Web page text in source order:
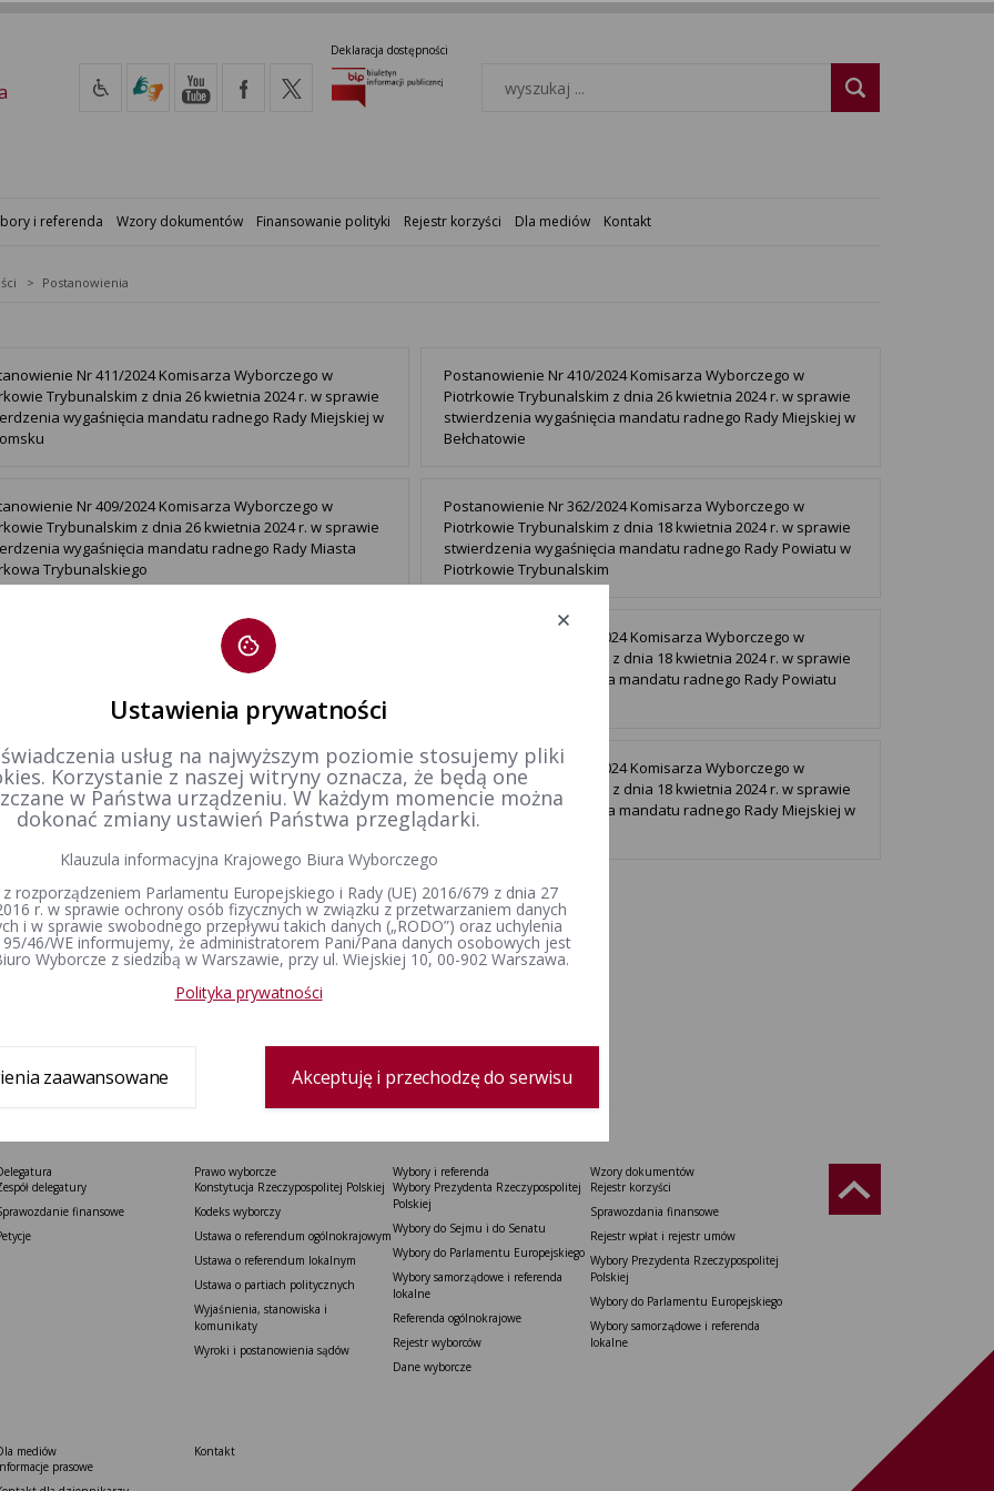
Deklaracja dostępności
i referenda Wzory dokumentów Finansowanie polityki Rejestr korzyści Dla mediów Kontakt
Postanowienia
Nr 411/2024 Komisarza Wyborczego w
Trybunalskim z dnia 26 kwietnia 2024 r. w sprawie
wygaśnięcia mandatu radnego Rady Miejskiej w
Postanowienie Nr 410/2024 Komisarza Wyborczego w
Piotrkowie Trybunalskim z dnia 26 kwietnia 2024 r. w sprawie
stwierdzenia wygaśnięcia mandatu radnego Rady Miejskiej w
Bełchatowie
Nr 409/2024 Komisarza Wyborczego w
Trybunalskim z dnia 26 kwietnia 2024 r. w sprawie
wygaśnięcia mandatu radnego Rady Miasta
Trybunalskiego
Postanowienie Nr 362/2024 Komisarza Wyborczego w
Piotrkowie Trybunalskim z dnia 18 kwietnia 2024 r. w sprawie
stwierdzenia wygaśnięcia mandatu radnego Rady Powiatu w
Piotrkowie Trybunalskim
Nr 361/2024 Komisarza Wyborczego w
Trybunalskim z dnia 18 kwietnia 2024 r. w sprawie
wygaśnięcia mandatu radnego Rady Powiatu w
Trybunalskim
Postanowienie Nr 360/2024 Komisarza Wyborczego w
Piotrkowie Trybunalskim z dnia 18 kwietnia 2024 r. w sprawie
stwierdzenia wygaśnięcia mandatu radnego Rady Powiatu
Nr 359/2024 Komisarza Wyborczego w
Trybunalskim z dnia 18 kwietnia 2024 r. w sprawie
wygaśnięcia mandatu radnego Rady Miejskiej w
Postanowienie Nr 358/2024 Komisarza Wyborczego w
Piotrkowie Trybunalskim z dnia 18 kwietnia 2024 r. w sprawie
stwierdzenia wygaśnięcia mandatu radnego Rady Miejskiej w
Kamieńsku
Nr 357/2024 Komisarza Wyborczego w
Trybunalskim z dnia 18 kwietnia 2024 r. w sprawie
wygaśnięcia mandatu radnego Rady Miejskiej w
delegatury
finansowe
Prawo wyborcze
Konstytucja Rzeczypospolitej Polskiej​
Kodeks wyborczy
Ustawa o referendum ogólnokrajowym
Ustawa o referendum lokalnym
Ustawa o partiach politycznych
Wyjaśnienia, stanowiska i
komunikaty
Wyroki i postanowienia sądów
Wybory i referenda
Wybory Prezydenta Rzeczypospolitej
Polskiej
Wybory do Sejmu i do Senatu
Wybory do Parlamentu Europejskiego
Wybory samorządowe i referenda
lokalne
Referenda ogólnokrajowe
Rejestr wyborców
Dane wyborcze
Wzory dokumentów
Rejestr korzyści
Sprawozdania finansowe
Rejestr wpłat i rejestr umów
Wybory Prezydenta Rzeczypospolitej
Polskiej
Wybory do Parlamentu Europejskiego
Wybory samorządowe i referenda
lokalne
mediów
prasowe
Kontakt
Ustawienia prywatności
usług na najwyższym poziomie stosujemy pliki
Korzystanie z naszej witryny oznacza, że będą one
w Państwa urządzeniu. W każdym momencie można
dokonać zmiany ustawień Państwa przeglądarki.
Klauzula informacyjna Krajowego Biura Wyborczego
rozporządzeniem Parlamentu Europejskiego i Rady (UE) 2016/679 z dnia 27
r. w sprawie ochrony osób fizycznych w związku z przetwarzaniem danych
i w sprawie swobodnego przepływu takich danych („RODO”) oraz uchylenia
46/WE informujemy, że administratorem Pani/Pana danych osobowych jest
Wyborcze z siedzibą w Warszawie, przy ul. Wiejskiej 10, 00-902 Warszawa.
Polityka prywatności
zaawansowane Akceptuję i przechodzę do serwisu